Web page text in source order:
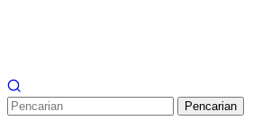
Pencarian